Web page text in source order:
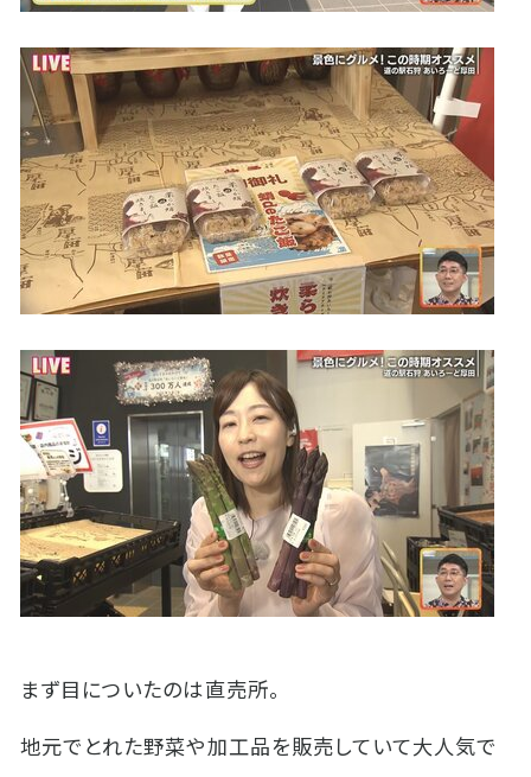
まず目についたのは直売所。
地元でとれた野菜や加工品を販売していて大人気で